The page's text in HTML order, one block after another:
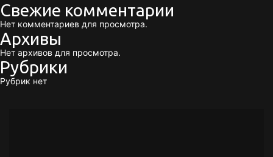
Свежие комментарии
Нет комментариев для просмотра.
Архивы
Нет архивов для просмотра.
Рубрики
Рубрик нет